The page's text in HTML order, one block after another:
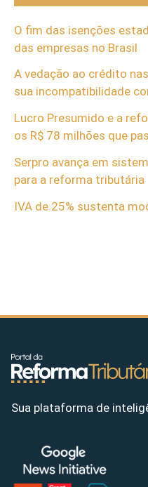
O fim das isenções
das empresas no Brasil
A vedação ao crédito
sua incompatibilidade
Lucro Presumido e a
os R$ 78 milhões que
Serpro avança em
para a reforma tributária
IVA de 25% sustenta
Sua plataforma de